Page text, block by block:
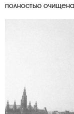
полностью